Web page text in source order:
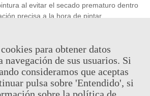
al evitar el secado prematuro dentro
precisa a la hora de pintar.
inc.)
48h
para obtener datos
navegación de sus usuarios. Si
consideramos que aceptas
pulsa sobre 'Entendido', si